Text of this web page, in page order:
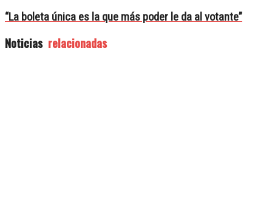
“La boleta única es la que más poder le da al votante”
Noticias relacionadas